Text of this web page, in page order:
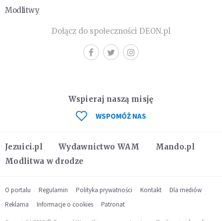
Modlitwy
Dołącz do społeczności DEON.pl
Jezuici.pl Wydawnictwo WAM
Mando.pl
Modlitwa w drodze
Wspieraj naszą misję
WSPOMÓŻ NAS
O portalu Regulamin Polityka prywatności Kontakt
Dla mediów
Reklama
Informacje o cookies Patronat